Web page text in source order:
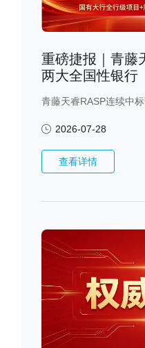
重磅捷报｜青藤
两大全国性银行
青藤天睿RASP连续中
2026-07-28
查看详情